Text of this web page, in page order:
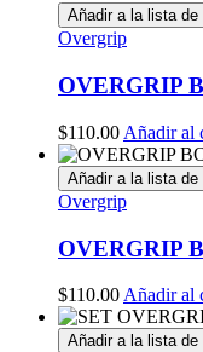
Añadir a la lista de
Overgrip
OVERGRIP
$110.00 Añadir al
Añadir a la lista de
Overgrip
OVERGRIP
$110.00 Añadir al
Añadir a la lista de